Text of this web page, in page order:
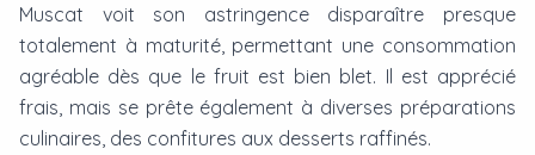
Muscat voit son astringence disparaître presque
totalement à maturité, permettant une consommation
agréable dès que le fruit est bien blet. Il est apprécié
frais, mais se prête également à diverses préparations
culinaires, des confitures aux desserts raffinés.